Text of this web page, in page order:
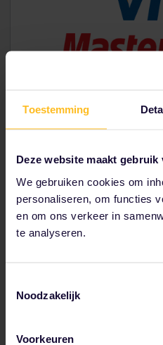
Toestemming
Deze website maakt gebruik
We gebruiken cookies om
personaliseren, om functies
en om ons verkeer in
te analyseren.
Noodzakelijk
Voorkeuren
Tot onze